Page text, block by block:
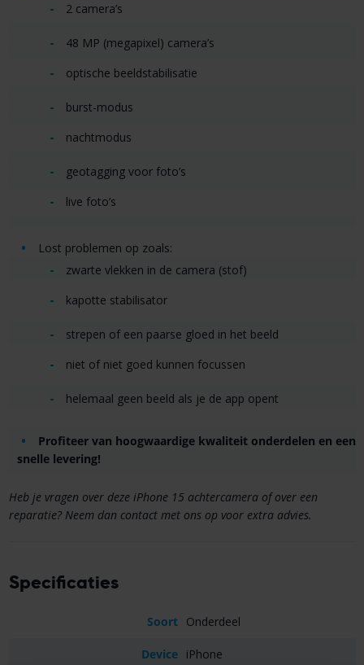
2 camera’s
48 MP (megapixel) camera’s
optische beeldstabilisatie
burst-modus
nachtmodus
geotagging voor foto’s
live foto’s
Lost problemen op zoals:
zwarte vlekken in de camera (stof)
kapotte stabilisator
strepen of een paarse gloed in het beeld
niet of niet goed kunnen focussen
helemaal geen beeld als je de app opent
Profiteer van hoogwaardige kwaliteit onderdelen en een
snelle levering!
Heb je vragen over deze iPhone 15 achtercamera of over een
reparatie? Neem dan contact met ons op voor extra advies.
Specificaties
Soort Onderdeel
Device iPhone